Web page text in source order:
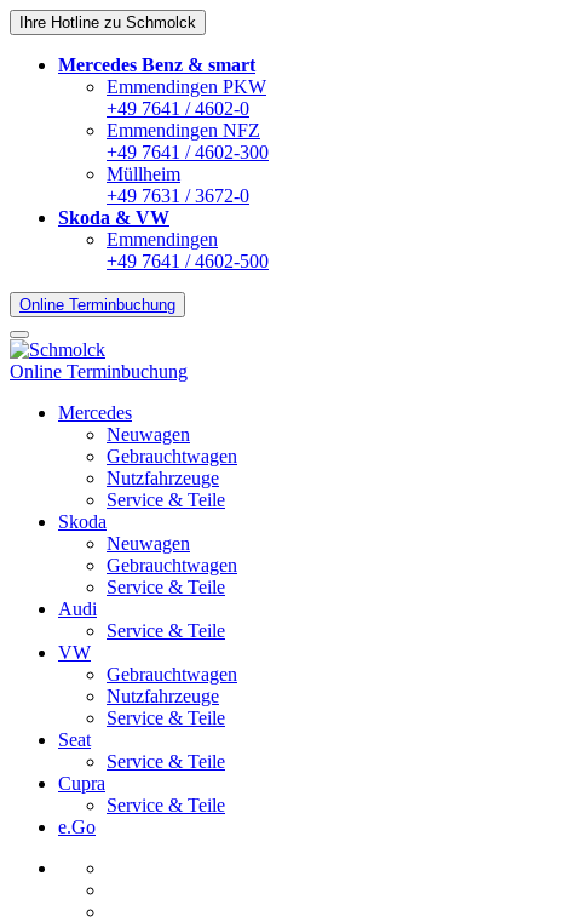
Ihre Hotline zu Schmolck
Mercedes Benz & smart
Emmendingen PKW
+49 7641 / 4602-0
Emmendingen NFZ
+49 7641 / 4602-300
Müllheim
+49 7631 / 3672-0
Skoda & VW
Emmendingen
+49 7641 / 4602-500
Online Terminbuchung
Online Terminbuchung
Mercedes
Neuwagen
Gebrauchtwagen
Nutzfahrzeuge
Service & Teile
Skoda
Neuwagen
Gebrauchtwagen
Service & Teile
Audi
Service & Teile
VW
Gebrauchtwagen
Nutzfahrzeuge
Service & Teile
Seat
Service & Teile
Cupra
Service & Teile
e.Go